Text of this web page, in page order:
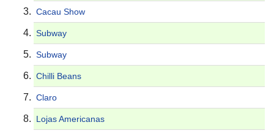
Cacau Show
Subway
Subway
Chilli Beans
Claro
Lojas Americanas